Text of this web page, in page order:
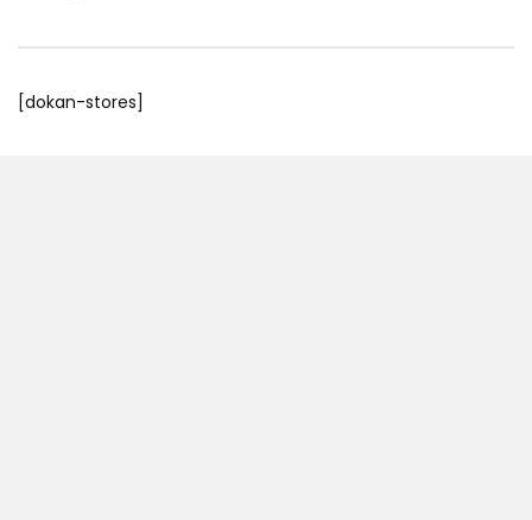
[dokan-stores]